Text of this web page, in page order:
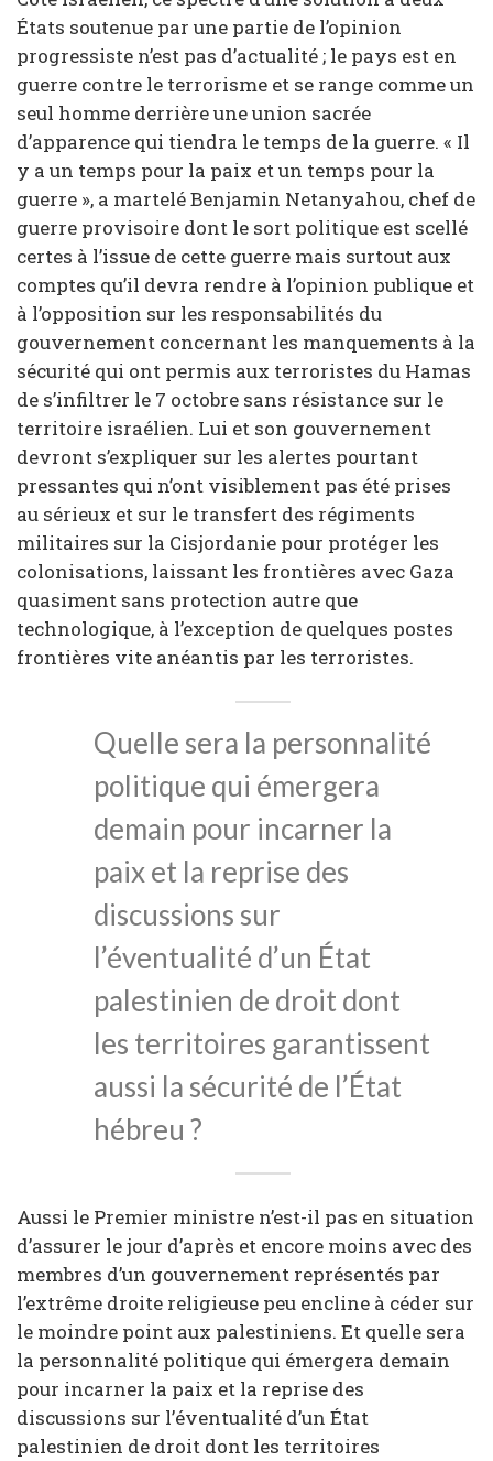
États soutenue par une partie de l’opinion
progressiste n’est pas d’actualité ; le pays est en
guerre contre le terrorisme et se range comme un
seul homme derrière une union sacrée
d’apparence qui tiendra le temps de la guerre. « Il
y a un temps pour la paix et un temps pour la
guerre », a martelé Benjamin Netanyahou, chef de
guerre provisoire dont le sort politique est scellé
certes à l’issue de cette guerre mais surtout aux
comptes qu’il devra rendre à l’opinion publique et
à l’opposition sur les responsabilités du
gouvernement concernant les manquements à la
sécurité qui ont permis aux terroristes du Hamas
de s’infiltrer le 7 octobre sans résistance sur le
territoire israélien. Lui et son gouvernement
devront s’expliquer sur les alertes pourtant
pressantes qui n’ont visiblement pas été prises
au sérieux et sur le transfert des régiments
militaires sur la Cisjordanie pour protéger les
colonisations, laissant les frontières avec Gaza
quasiment sans protection autre que
technologique, à l’exception de quelques postes
frontières vite anéantis par les terroristes.
Quelle sera la personnalité
politique qui émergera
demain pour incarner la
paix et la reprise des
discussions sur
l’éventualité d’un État
palestinien de droit dont
les territoires garantissent
aussi la sécurité de l’État
hébreu ?
Aussi le Premier ministre n’est-il pas en situation
d’assurer le jour d’après et encore moins avec des
membres d’un gouvernement représentés par
l’extrême droite religieuse peu encline à céder sur
le moindre point aux palestiniens. Et quelle sera
la personnalité politique qui émergera demain
pour incarner la paix et la reprise des
discussions sur l’éventualité d’un État
palestinien de droit dont les territoires